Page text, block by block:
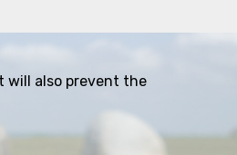
will also prevent the